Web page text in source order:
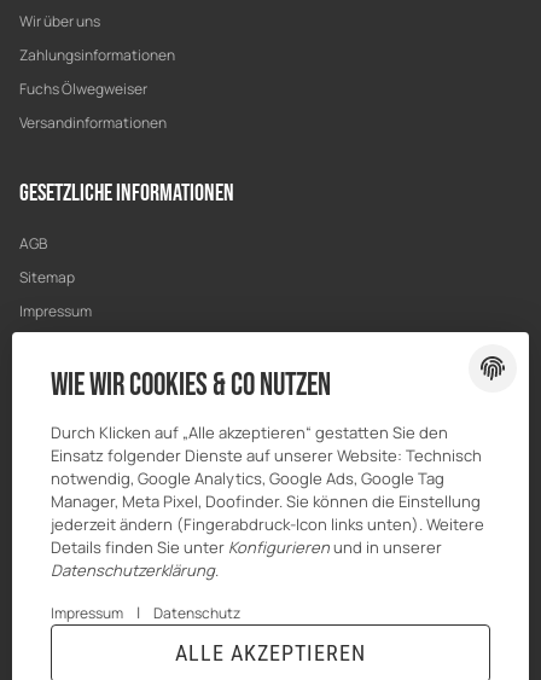
Wir über uns
Zahlungsinformationen
Fuchs Ölwegweiser
Versandinformationen
Gesetzliche Informationen
AGB
Sitemap
Impressum
Widerrufsrecht
Wie wir Cookies & Co nutzen
Durch Klicken auf „Alle akzeptieren“ gestatten Sie den
Einsatz folgender Dienste auf unserer Website: Technisch
notwendig, Google Analytics, Google Ads, Google Tag
Manager, Meta Pixel, Doofinder. Sie können die Einstellung
jederzeit ändern (Fingerabdruck-Icon links unten). Weitere
Details finden Sie unter Konfigurierenund in unserer
Datenschutzerklärung.
Impressum | Datenschutz
ALLE AKZEPTIEREN